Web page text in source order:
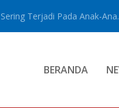
Terjadi Pada Anak-
BERANDA